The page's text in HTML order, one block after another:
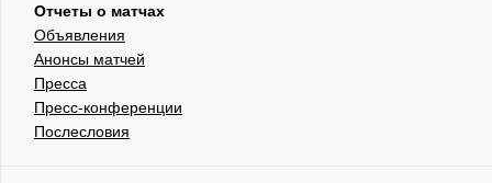
Отчеты о матчах
Объявления
Анонсы матчей
Пресса
Пресс-конференции
Послесловия